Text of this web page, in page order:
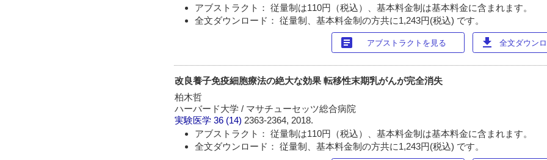
アブストラクト： 従量制は110円（税込）、基本料金制は基本料金に含まれます。
全文ダウンロード： 従量制、基本料金制の方共に1,243円(税込) です。
article アブストラクトを見る download 全文ダウン
改良養子免疫細胞療法の絶大な効果 転移性末期乳がんが完全消失
柏木哲
ハーバード大学 / マサチューセッツ総合病院
実験医学 36 (14) 2363-2364, 2018.
アブストラクト： 従量制は110円（税込）、基本料金制は基本料金に含まれます。
全文ダウンロード： 従量制、基本料金制の方共に1,243円(税込) です。